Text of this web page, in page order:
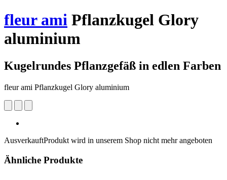
fleur ami Pflanzkugel Glory
aluminium
Kugelrundes Pflanzgefäß in edlen Farben
fleur ami Pflanzkugel Glory aluminium
AusverkauftProdukt wird in unserem Shop nicht mehr angeboten
Ähnliche Produkte